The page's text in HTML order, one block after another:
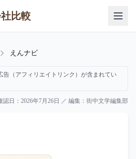
比較
えんナビ
告（アフィリエイトリンク）が含まれてい
認日： 2026年7月26日 ／ 編集： 街中文学編集部